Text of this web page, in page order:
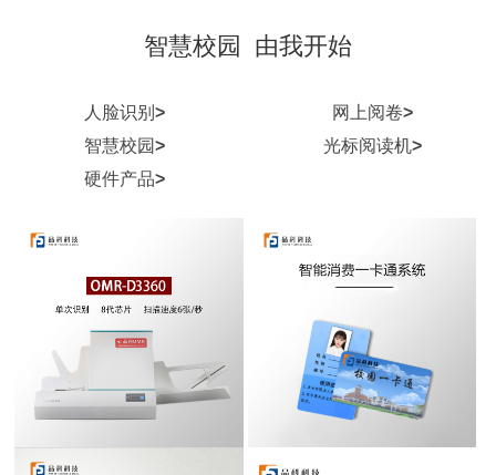
智慧校园 由我开始
人脸识别 > 网上阅卷>
智慧校园> 光标阅读机>
硬件产品>